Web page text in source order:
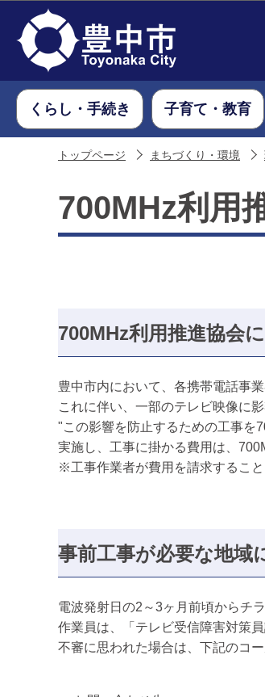
くらし・手続き 子育て・教育
トップページ まちづくり・環境
700MHz利用
700MHz利用推進協会
豊中市内において、各携帯電話事
これに伴い、一部のテレビ映像に
"この影響を防止するための工事を
実施し、工事に掛かる費用は、
※工事作業者が費用を請求すること
事前工事が必要な地域
電波発射日の2～3ヶ月前頃からチ
作業員は、「テレビ受信障害対策
不審に思われた場合は、下記のコ